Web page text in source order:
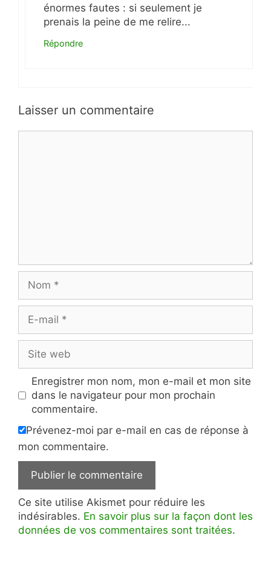
énormes fautes : si seulement je
prenais la peine de me relire...
Répondre
Laisser un commentaire
mail
web
Enregistrer mon nom, mon e-mail et mon site
dans le navigateur pour mon prochain
commentaire.
Prévenez-moi par e-mail en cas de réponse à
mon commentaire.
Ce site utilise Akismet pour réduire les
indésirables. En savoir plus sur la façon dont les
données de vos commentaires sont traitées.